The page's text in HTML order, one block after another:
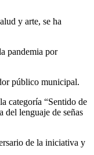
y arte, se ha
pandemia por
público municipal.
categoría “Sentido de
del lenguaje de señas
de la iniciativa y